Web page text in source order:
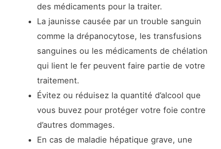
des médicaments pour la traiter.
La jaunisse causée par un trouble sanguin
comme la drépanocytose, les transfusions
sanguines ou les médicaments de chélation
qui lient le fer peuvent faire partie de votre
traitement.
Évitez ou réduisez la quantité d’alcool que
vous buvez pour protéger votre foie contre
d’autres dommages.
En cas de maladie hépatique grave, une